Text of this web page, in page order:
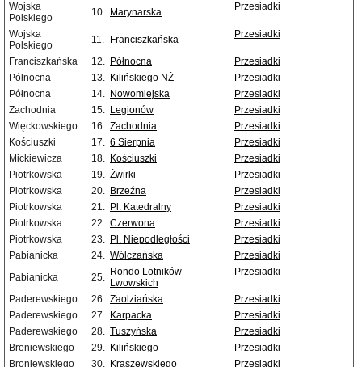
Wojska
Polskiego
10. Marynarska Przesiadki
Wojska
Polskiego
11. Franciszkańska Przesiadki
Franciszkańska 12. Północna
Przesiadki
Północna
13. Kilińskiego NŻ
Przesiadki
Północna
14. Nowomiejska
Przesiadki
Zachodnia
15. Legionów
Przesiadki
Więckowskiego
16. Zachodnia
Przesiadki
Kościuszki
17. 6 Sierpnia
Przesiadki
Mickiewicza
18. Kościuszki
Przesiadki
Piotrkowska
19. Żwirki
Przesiadki
Piotrkowska
20. Brzeźna
Przesiadki
Piotrkowska
21. Pl. Katedralny
Przesiadki
Piotrkowska
22. Czerwona
Przesiadki
Piotrkowska
23. Pl. Niepodległości
Przesiadki
Pabianicka
24. Wólczańska
Przesiadki
Pabianicka
25. Rondo Lotników
Lwowskich
Przesiadki
Paderewskiego 26. Zaolziańska
Przesiadki
Paderewskiego
27. Karpacka
Przesiadki
Paderewskiego
28. Tuszyńska
Przesiadki
Broniewskiego
29. Kilińskiego
Przesiadki
Broniewskiego
30. Kraszewskiego Przesiadki